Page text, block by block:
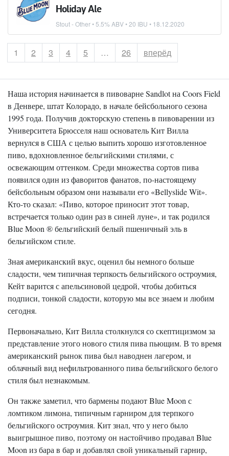
Holiday Ale
Stout - Other• 5.5% ABV • 20 IBU • 18.12.2020
Страница
1 Страница
2 Страница
3 Страница
4 Страница
5 … Страница
26 вперёд
Наша история начинается в пивоварне Sandlot на Coors Field
в Денвере, штат Колорадо, в начале бейсбольного сезона
1995 года. Получив докторскую степень в пивоварении из
Университета Брюсселя наш основатель Кит Вилла
вернулся в США с целью выпить хорошо изготовленное
пиво, вдохновленное бельгийскими стилями, с
освежающим оттенком. Среди множества сортов пива
появился один из фаворитов фанатов, по-настоящему
бейсбольным образом они называли его «Bellyslide Wit».
Кто-то сказал: «Пиво, которое приносит этот товар,
встречается только один раз в синей луне», и так родился
Blue Moon ® бельгийский белый пшеничный эль в
бельгийском стиле.
Зная американский вкус, оценил бы немного больше
сладости, чем типичная терпкость бельгийского остроумия,
Кейт варится с апельсиновой цедрой, чтобы добиться
подписи, тонкой сладости, которую мы все знаем и любим
сегодня.
Первоначально, Кит Вилла столкнулся со скептицизмом за
представление этого нового стиля пива пьющим. В то время
американский рынок пива был наводнен лагером, и
облачный вид нефильтрованного пива бельгийского белого
стиля был незнакомым.
Он также заметил, что бармены подают Blue Moon с
ломтиком лимона, типичным гарниром для терпкого
бельгийского остроумия. Кит знал, что у него было
выигрышное пиво, поэтому он настойчиво продавал Blue
Moon из бара в бар и добавлял свой уникальный гарнир,